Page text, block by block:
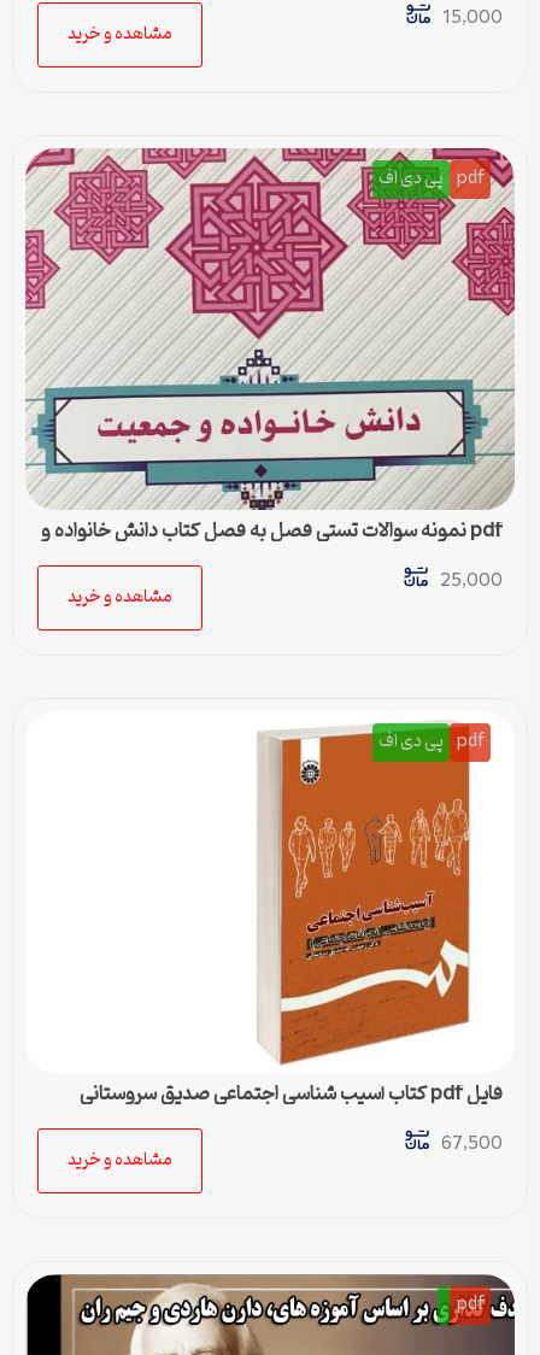
15,000
مشاهده و خرید
pdf پی دی اف
pdf نمونه سوالات تستی فصل به فصل کتاب دانش خانواده و
جمعیت
25,000
مشاهده و خرید
pdf پی دی اف
فایل pdf کتاب آسیب شناسی اجتماعی صدیق سروستانی
67,500
مشاهده و خرید
pdf